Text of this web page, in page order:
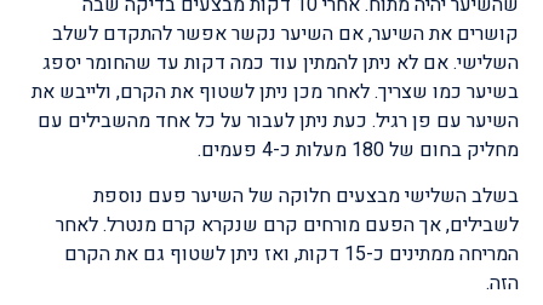
קושרים את השיער, אם השיער נקשר אפשר להתקדם לשלב
השלישי. אם לא ניתן להמתין עוד כמה דקות עד שהחומר יספג
בשיער כמו שצריך. לאחר מכן ניתן לשטוף את הקרם, ולייבש את
השיער עם פן רגיל. כעת ניתן לעבור על כל אחד מהשבילים עם
מחליק בחום של 180 מעלות כ-4 פעמים.
בשלב השלישי מבצעים חלוקה של השיער פעם נוספת
לשבילים, אך הפעם מורחים קרם שנקרא קרם מנטרל. לאחר
המריחה ממתינים כ-15 דקות, ואז ניתן לשטוף גם את הקרם
הזה.